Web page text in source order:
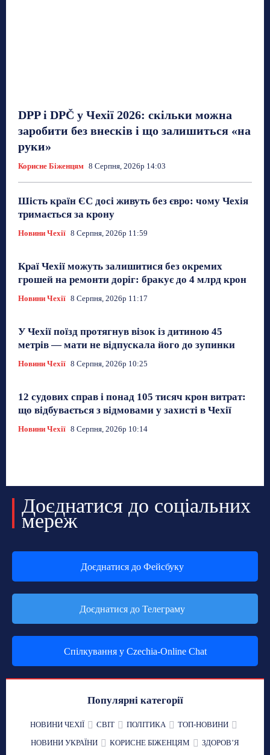
DPP і DPČ у Чехії 2026: скільки можна
заробити без внесків і що залишиться «на
руки»
Корисне Біженцям 8 Серпня, 2026р 14:03
Шість країн ЄС досі живуть без євро: чому Чехія
тримається за крону
Новини Чехії 8 Серпня, 2026р 11:59
Краї Чехії можуть залишитися без окремих
грошей на ремонти доріг: бракує до 4 млрд крон
Новини Чехії 8 Серпня, 2026р 11:17
У Чехії поїзд протягнув візок із дитиною 45
метрів — мати не відпускала його до зупинки
Новини Чехії 8 Серпня, 2026р 10:25
12 судових справ і понад 105 тисяч крон витрат:
що відбувається з відмовами у захисті в Чехії
Новини Чехії 8 Серпня, 2026р 10:14
Доєднатися до соціальних
мереж
Доєднатися до Фейсбуку
Доєднатися до Телеграму
Спілкування у Czechia-Online Chat
Популярні категорії
НОВИНИ ЧЕХІЇ СВІТ ПОЛІТИКА
ТОП-НОВИНИ
НОВИНИ УКРАЇНИ
КОРИСНЕ БІЖЕНЦЯМ ЗДОРОВʼЯ